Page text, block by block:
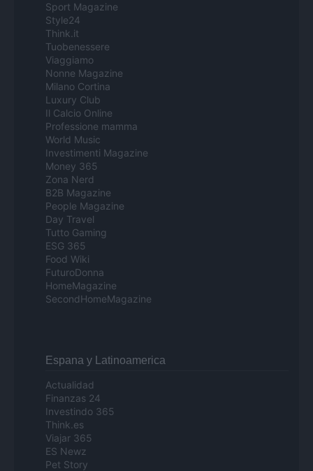
Sport Magazine
Style24
Think.it
Tuobenessere
Viaggiamo
Nonne Magazine
Milano Cortina
Luxury Club
Il Calcio Online
Professione mamma
World Music
Investimenti Magazine
Money 365
Zona Nerd
B2B Magazine
People Magazine
Day Travel
Tutto Gaming
ESG 365
Food Wiki
FuturoDonna
HomeMagazine
SecondHomeMagazine
Espana y Latinoamerica
Actualidad
Finanzas 24
Investindo 365
Think.es
Viajar 365
ES Newz
Pet Story